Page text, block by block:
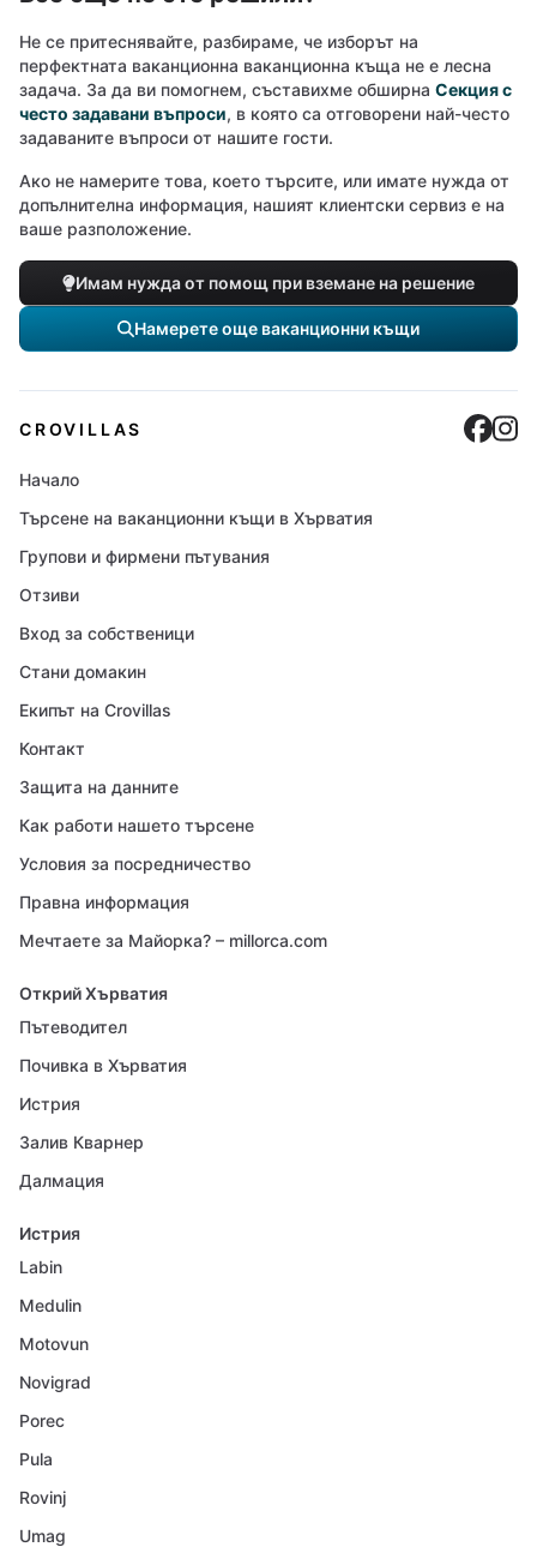
Не се притеснявайте, разбираме, че изборът на
перфектната ваканционна ваканционна къща не е лесна
задача. За да ви помогнем, съставихме обширна Секция с
често задавани въпроси, в която са отговорени най-често
задаваните въпроси от нашите гости.
Ако не намерите това, което търсите, или имате нужда от
допълнителна информация, нашият клиентски сервиз е на
ваше разположение.
Имам нужда от помощ при вземане на решение
Намерете още ваканционни къщи
CROVILLAS
Начало
Търсене на ваканционни къщи в Хърватия
Групови и фирмени пътувания
Отзиви
Вход за собственици
Стани домакин
Екипът на Crovillas
Контакт
Защита на данните
Как работи нашето търсене
Условия за посредничество
Правна информация
Мечтаете за Майорка? – millorca.com
Открий Хърватия
Пътеводител
Почивка в Хърватия
Истрия
Залив Кварнер
Далмация
Истрия
Labin
Medulin
Motovun
Novigrad
Porec
Pula
Rovinj
Umag